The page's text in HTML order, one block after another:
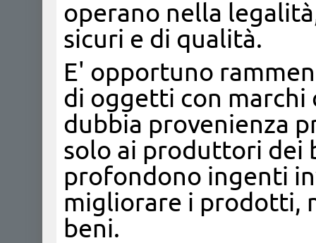
operano nella
sicuri e di qualità.
E' opportuno
di oggetti con
dubbia provenienza
solo ai produttori dei
profondono ingenti
migliorare i prodotti,
beni.